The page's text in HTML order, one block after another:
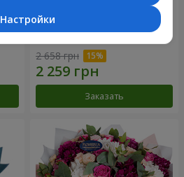
Букет "Цветочное Selfie!"
2 658 грн
Заказать
Настройки